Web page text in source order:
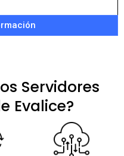
Servidores
Evalice?